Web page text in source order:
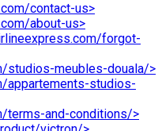
contact-us>
about-us>
forgot-
studios-meubles-douala/>
appartements-studios-
terms-and-conditions/>